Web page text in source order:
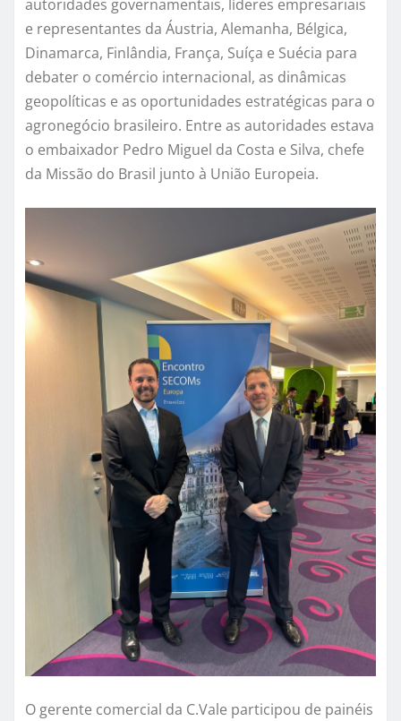
autoridades governamentais, líderes empresariais
e representantes da Áustria, Alemanha, Bélgica,
Dinamarca, Finlândia, França, Suíça e Suécia para
debater o comércio internacional, as dinâmicas
geopolíticas e as oportunidades estratégicas para o
agronegócio brasileiro. Entre as autoridades estava
o embaixador Pedro Miguel da Costa e Silva, chefe
da Missão do Brasil junto à União Europeia.
O gerente comercial da C.Vale participou de painéis